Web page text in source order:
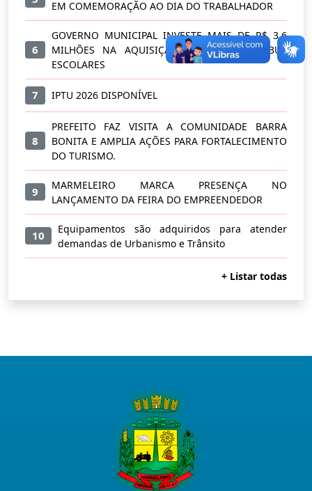
EM COMEMORAÇÃO AO DIA DO TRABALHADOR
6
GOVERNO MUNICIPAL INVESTE MAIS DE R$ 3,6
MILHÕES NA AQUISIÇÃO DE NOVOS ÔNIBUS
ESCOLARES
7 IPTU 2026 DISPONÍVEL
8
PREFEITO FAZ VISITA A COMUNIDADE BARRA
BONITA E AMPLIA AÇÕES PARA FORTALECIMENTO
DO TURISMO.
9
MARMELEIRO MARCA PRESENÇA NO
LANÇAMENTO DA FEIRA DO EMPREENDEDOR
10
Equipamentos são adquiridos para atender
demandas de Urbanismo e Trânsito
+ Listar todas